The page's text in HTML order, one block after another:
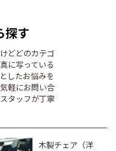
探す
どどのカテゴ
に写っている
したお悩みを
軽にお問い合
タッフが丁寧
木製チェア（洋